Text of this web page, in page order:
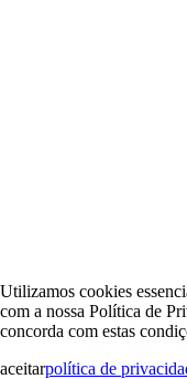
Utilizamos cookies
com a nossa Política de
concorda com estas
aceitarpolítica de